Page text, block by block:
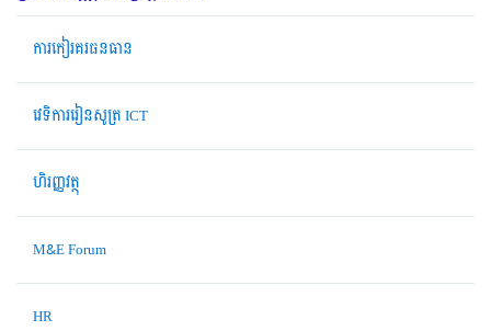
ការកៀរគរធនធាន
វេទិការរៀនសូត្រ ICT
ហិរញ្ញវត្ថុ
M&E Forum
HR